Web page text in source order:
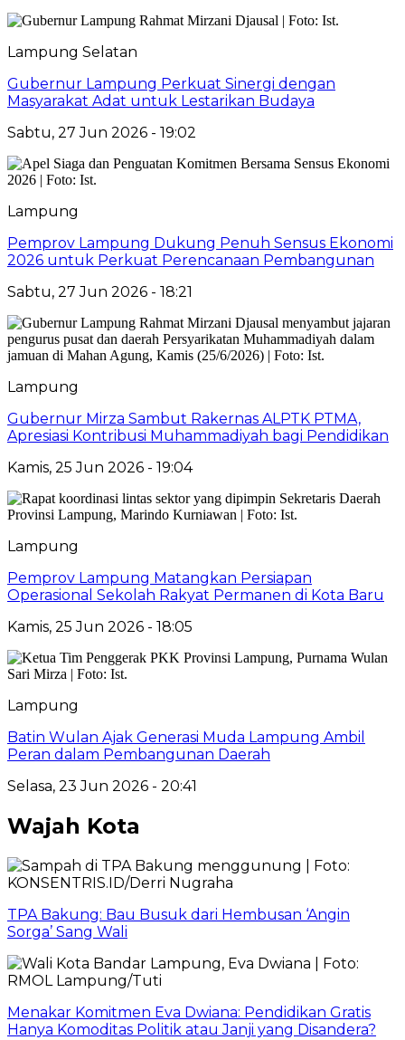
Lampung Selatan
Gubernur Lampung Perkuat Sinergi dengan
Masyarakat Adat untuk Lestarikan Budaya
Sabtu, 27 Jun 2026 - 19:02
Lampung
Pemprov Lampung Dukung Penuh Sensus Ekonomi
2026 untuk Perkuat Perencanaan Pembangunan
Sabtu, 27 Jun 2026 - 18:21
Lampung
Gubernur Mirza Sambut Rakernas ALPTK PTMA,
Apresiasi Kontribusi Muhammadiyah bagi Pendidikan
Kamis, 25 Jun 2026 - 19:04
Lampung
Pemprov Lampung Matangkan Persiapan
Operasional Sekolah Rakyat Permanen di Kota Baru
Kamis, 25 Jun 2026 - 18:05
Lampung
Batin Wulan Ajak Generasi Muda Lampung Ambil
Peran dalam Pembangunan Daerah
Selasa, 23 Jun 2026 - 20:41
Wajah Kota
TPA Bakung: Bau Busuk dari Hembusan ‘Angin
Sorga’ Sang Wali
Menakar Komitmen Eva Dwiana: Pendidikan Gratis
Hanya Komoditas Politik atau Janji yang Disandera?